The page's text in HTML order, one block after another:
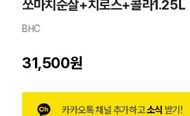
쏘마치순살+치로스+콜라1.25L
BHC
31,500원
카카오톡 채널 추가하고소식 받기!